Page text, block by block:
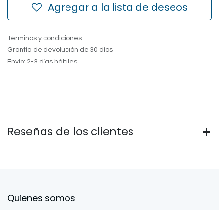
Agregar a la lista de deseos
Términos y condiciones
Grantía de devolución de 30 días
Envío: 2-3 días hábiles
Reseñas de los clientes
Quienes somos